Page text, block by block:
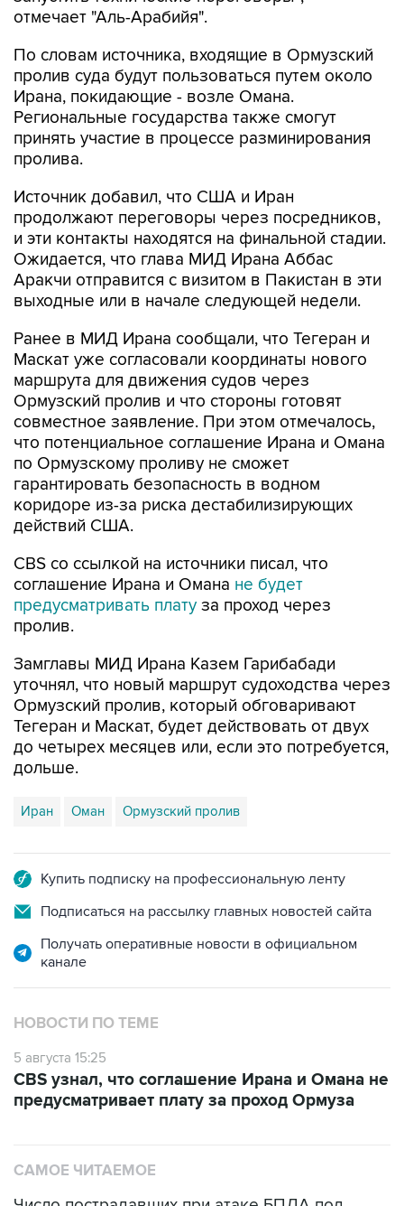
отмечает "Аль-Арабийя".
По словам источника, входящие в Ормузский
пролив суда будут пользоваться путем около
Ирана, покидающие - возле Омана.
Региональные государства также смогут
принять участие в процессе разминирования
пролива.
Источник добавил, что США и Иран
продолжают переговоры через посредников,
и эти контакты находятся на финальной стадии.
Ожидается, что глава МИД Ирана Аббас
Аракчи отправится с визитом в Пакистан в эти
выходные или в начале следующей недели.
Ранее в МИД Ирана сообщали, что Тегеран и
Маскат уже согласовали координаты нового
маршрута для движения судов через
Ормузский пролив и что стороны готовят
совместное заявление. При этом отмечалось,
что потенциальное соглашение Ирана и Омана
по Ормузскому проливу не сможет
гарантировать безопасность в водном
коридоре из-за риска дестабилизирующих
действий США.
CBS со ссылкой на источники писал, что
соглашение Ирана и Омана не будет
предусматривать плату за проход через
пролив.
Замглавы МИД Ирана Казем Гарибабади
уточнял, что новый маршрут судоходства через
Ормузский пролив, который обговаривают
Тегеран и Маскат, будет действовать от двух
до четырех месяцев или, если это потребуется,
дольше.
Иран Оман Ормузский пролив
Купить подписку на профессиональную ленту
Подписаться на рассылку главных новостей сайта
Получать оперативные новости в официальном
канале
НОВОСТИ ПО ТЕМЕ
5 августа 15:25
CBS узнал, что соглашение Ирана и Омана не
предусматривает плату за проход Ормуза
САМОЕ ЧИТАЕМОЕ